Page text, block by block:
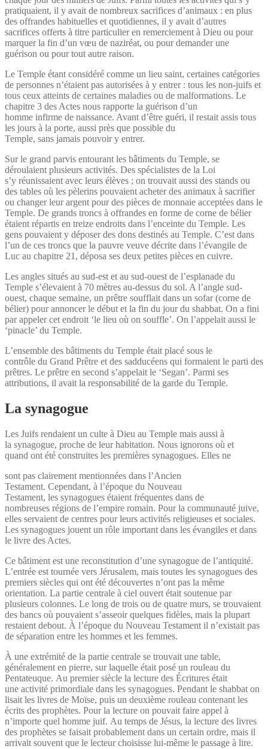
pratiquaient, il y avait de nombreux sacrifices d’animaux : en plus
des offrandes habituelles et quotidiennes, il y avait d’autres
sacrifices offerts à titre particulier en remerciement à Dieu ou pour
marquer la fin d’un vœu de naziréat, ou pour demander une
guérison ou pour tout autre raison.
Le Temple étant considéré comme un lieu saint, certaines catégories
de personnes n’étaient pas autorisées à y entrer : tous les non-juifs et
tous ceux atteints de certaines maladies ou de malformations. Le
chapitre 3 des Actes nous rapporte la guérison d’un
homme infirme de naissance. Avant d’être guéri, il restait assis tous
les jours à la porte, aussi près que possible du
Temple, sans jamais pouvoir y entrer.
Sur le grand parvis entourant les bâtiments du Temple, se
déroulaient plusieurs activités. Des spécialistes de la Loi
s’y réunissaient avec leurs élèves ; on trouvait aussi des stands ou
des tables où les pèlerins pouvaient acheter des animaux à sacrifier
ou changer leur argent pour des pièces de monnaie acceptées dans le
Temple. De grands troncs à offrandes en forme de corne de bélier
étaient répartis en treize endroits dans l’enceinte du Temple. Les
gens pouvaient y déposer des dons destinés au Temple. C’est dans
l’un de ces troncs que la pauvre veuve décrite dans l’évangile de
Luc au chapitre 21, déposa ses deux petites pièces en cuivre.
Les angles situés au sud-est et au sud-ouest de l’esplanade du
Temple s’élevaient à 70 mètres au-dessus du sol. A l’angle sud-
ouest, chaque semaine, un prêtre soufflait dans un sofar (corne de
bélier) pour annoncer le début et la fin du jour du shabbat. On a fini
par appeler cet endroit ‘le lieu où on souffle’. On l’appelait aussi le
‘pinacle’ du Temple.
L’ensemble des bâtiments du Temple était placé sous le
contrôle du Grand Prêtre et des sadducéens qui formaient le parti des
prêtres. Le prêtre en second s’appelait le ‘Segan’. Parmi ses
attributions, il avait la responsabilité de la garde du Temple.
La synagogue
Les Juifs rendaient un culte à Dieu au Temple mais aussi à
la synagogue, proche de leur habitation. Nous ignorons où et
quand ont été construites les premières synagogues. Elles ne
sont pas clairement mentionnées dans l’Ancien
Testament. Cependant, à l’époque du Nouveau
Testament, les synagogues étaient fréquentes dans de
nombreuses régions de l’empire romain. Pour la communauté juive,
elles servaient de centres pour leurs activités religieuses et sociales.
Les synagogues jouent un rôle important dans les évangiles et dans
le livre des Actes.
Ce bâtiment est une reconstitution d’une synagogue de l’antiquité.
L’entrée est tournée vers Jérusalem, mais toutes les synagogues des
premiers siècles qui ont été découvertes n’ont pas la même
orientation. La partie centrale à ciel ouvert était soutenue par
plusieurs colonnes. Le long de trois ou de quatre murs, se trouvaient
des bancs où pouvaient s’asseoir quelques fidèles, mais la plupart
restaient debout. À l’époque du Nouveau Testament il n’existait pas
de séparation entre les hommes et les femmes.
À une extrémité de la partie centrale se trouvait une table,
généralement en pierre, sur laquelle était posé un rouleau du
Pentateuque. Au premier siècle la lecture des Écritures était
une activité primordiale dans les synagogues. Pendant le shabbat on
lisait les livres de Moïse, puis un deuxième rouleau contenant les
écrits des prophètes. Pour la lecture on pouvait faire appel à
n’importe quel homme juif. Au temps de Jésus, la lecture des livres
des prophètes se faisait probablement dans un certain ordre, mais il
arrivait souvent que le lecteur choisisse lui-même le passage à lire.